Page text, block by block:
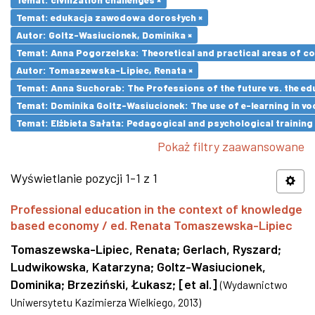
Temat: edukacja zawodowa dorosłych ×
Autor: Goltz-Wasiucionek, Dominika ×
Temat: Anna Pogorzelska: Theoretical and practical areas of
Autor: Tomaszewska-Lipiec, Renata ×
Temat: Anna Suchorab: The Professions of the future vs. the
Temat: Dominika Goltz-Wasiucionek: The use of e-learning in
Temat: Elżbieta Sałata: Pedagogical and psychological
Pokaż filtry zaawansowane
Wyświetlanie pozycji 1-1 z 1
Professional education in the context of knowledge
based economy / ed. Renata Tomaszewska-Lipiec
Tomaszewska-Lipiec, Renata; Gerlach, Ryszard;
Ludwikowska, Katarzyna; Goltz-Wasiucionek,
Dominika; Brzeziński, Łukasz; [et al.] (Wydawnictwo
Uniwersytetu Kazimierza Wielkiego, 2013)